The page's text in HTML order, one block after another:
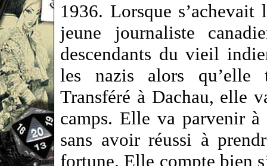
1936. Lorsque
jeune journaliste
descendants du vieil
les nazis alors qu’elle
Transféré à Dachau, elle
camps. Elle va parvenir à
sans avoir réussi à
fortune. Elle compte bien